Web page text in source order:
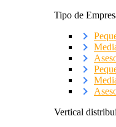
Tipo de
Vertical